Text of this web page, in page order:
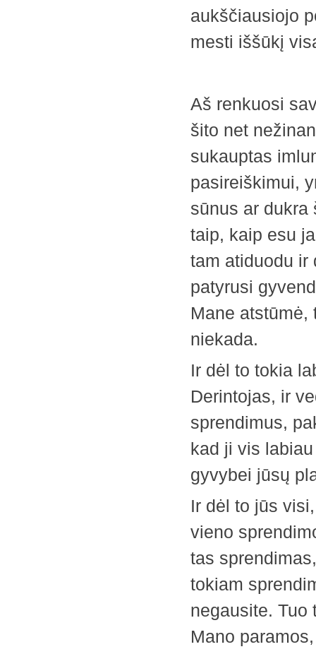
aukščiausiojo
mesti iššūkį
Aš renkuosi
šito net
sukauptas
pasireiškimui,
sūnus ar dukra
taip, kaip esu
tam atiduodu ir
patyrusi
Mane atstūmė,
niekada.
Ir dėl to tokia
Derintojas, ir
sprendimus,
kad ji vis
gyvybei jūsų
Ir dėl to jūs
vieno
tas
tokiam
negausite. Tuo
Mano